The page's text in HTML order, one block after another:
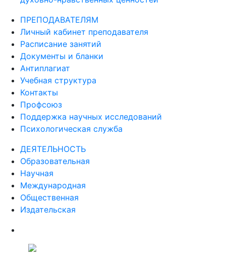
ПРЕПОДАВАТЕЛЯМ
Личный кабинет преподавателя
Расписание занятий
Документы и бланки
Антиплагиат
Учебная структура
Контакты
Профсоюз
Поддержка научных исследований
Психологическая служба
ДЕЯТЕЛЬНОСТЬ
Образовательная
Научная
Международная
Общественная
Издательская